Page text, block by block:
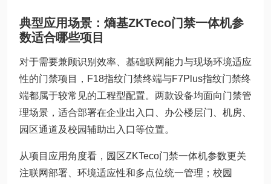
典型应用场景：熵基ZKTeco门禁一体机参
数适合哪些项目
对于需要兼顾识别效率、基础联网能力与现场环境适应
性的门禁项目，F18指纹门禁终端与F7Plus指纹门禁终
端都属于较常见的工程型配置。两款设备均面向门禁管
理场景，适合部署在企业出入口、办公楼层门、机房、
园区通道及校园辅助出入口等位置。
从项目应用角度看，园区ZKTeco门禁一体机参数更关
注联网部署、环境适应性和多点位统一管理；校园